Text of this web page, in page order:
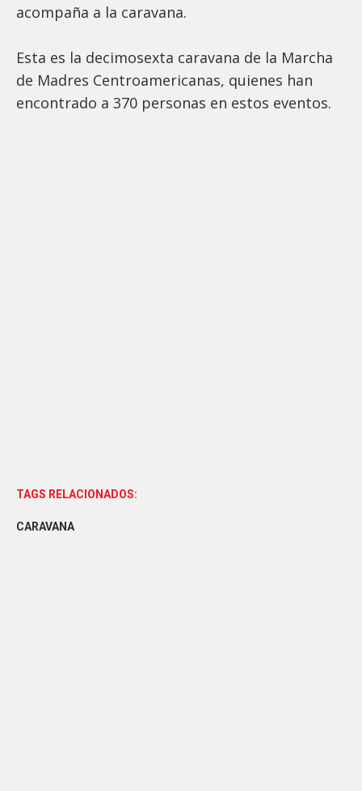
acompaña a la caravana.
Esta es la decimosexta caravana de la Marcha
de Madres Centroamericanas, quienes han
encontrado a 370 personas en estos eventos.
TAGS RELACIONADOS:
CARAVANA